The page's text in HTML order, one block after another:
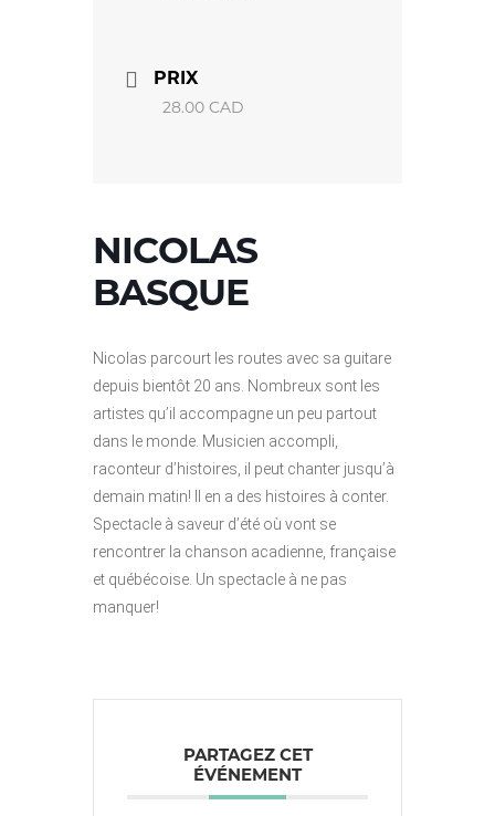
PRIX
28.00 CAD
NICOLAS
BASQUE
Nicolas parcourt les routes avec sa guitare
depuis bientôt 20 ans. Nombreux sont les
artistes qu’il accompagne un peu partout
dans le monde. Musicien accompli,
raconteur d’histoires, il peut chanter jusqu’à
demain matin! Il en a des histoires à conter.
Spectacle à saveur d’été où vont se
rencontrer la chanson acadienne, française
et québécoise. Un spectacle à ne pas
manquer!
PARTAGEZ CET
ÉVÉNEMENT